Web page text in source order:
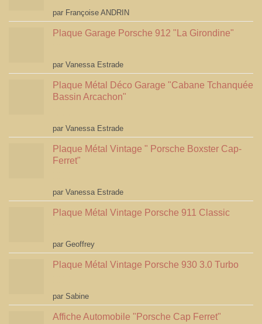
Note4
sur 5
par Françoise ANDRIN
Plaque Garage Porsche 912 "La Girondine"
Note5sur 5
par Vanessa Estrade
Plaque Métal Déco Garage "Cabane Tchanquée
Bassin Arcachon"
Note5sur 5
par Vanessa Estrade
Plaque Métal Vintage " Porsche Boxster Cap-
Ferret"
Note5sur 5
par Vanessa Estrade
Plaque Métal Vintage Porsche 911 Classic
Note5sur 5
par Geoffrey
Plaque Métal Vintage Porsche 930 3.0 Turbo
Note5sur 5
par Sabine
Affiche Automobile "Porsche Cap Ferret"